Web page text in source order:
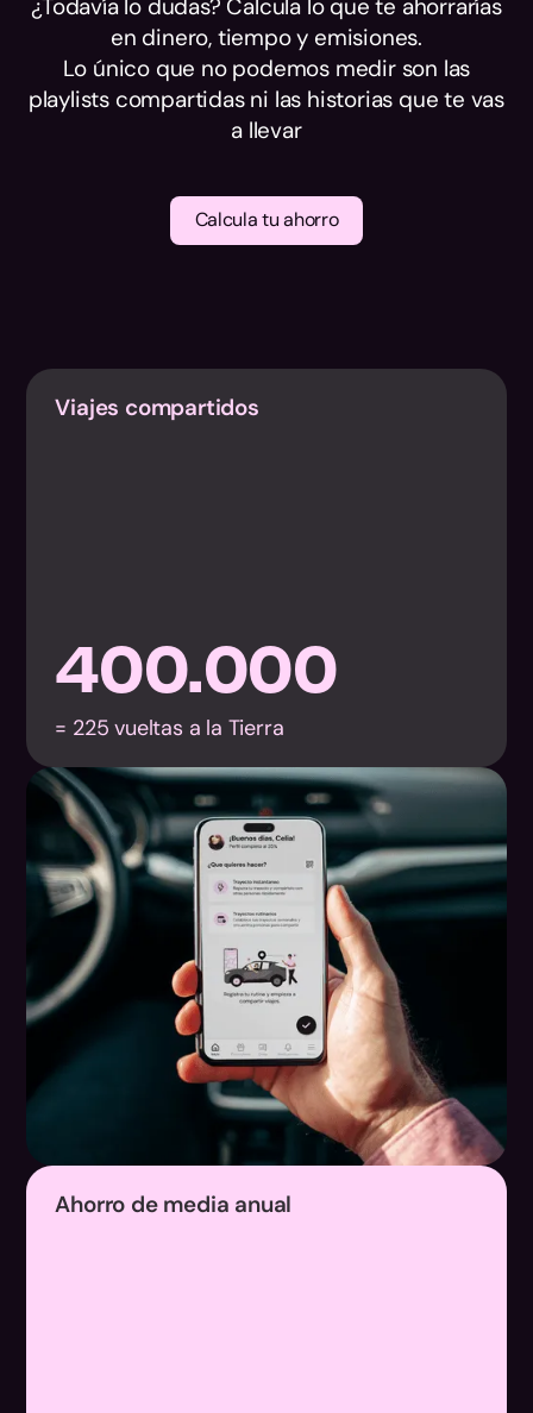
¿Todavía lo dudas? Calcula lo que te ahorrarías
en dinero, tiempo y emisiones.
Lo único que no podemos medir son las
playlists compartidas ni las historias que te vas
a llevar
Calcula tu ahorro
Viajes compartidos
400.000
= 225 vueltas a la Tierra
Ahorro de media anual